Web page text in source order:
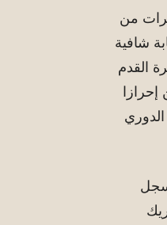
موسم 1948-1949 أحرز العشرات من
شافية
القدم